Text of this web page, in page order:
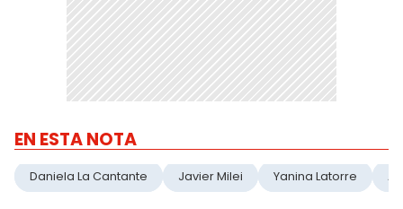
EN ESTA NOTA
Daniela La Cantante Javier Milei Yanina Latorre A